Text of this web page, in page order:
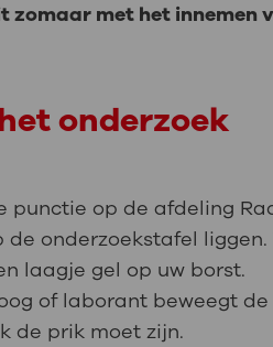
zomaar met het innemen
onderzoek
punctie op de afdeling
de onderzoekstafel
laagje gel op uw borst.
of laborant beweegt
de prik moet zijn.